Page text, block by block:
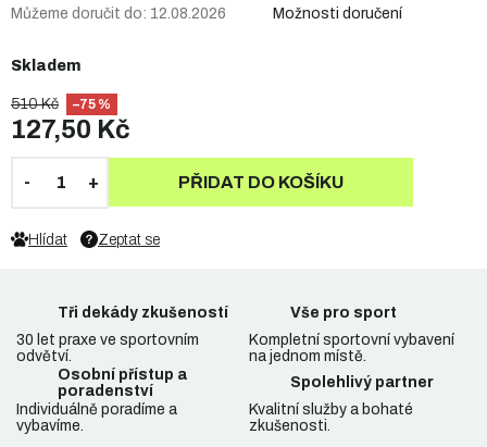
510 Kč –75 %
127,50 Kč
Skladem
Můžeme doručit do: 12.08.2026 Možnosti doručení
PŘIDAT DO KOŠÍKU
Zeptat se
Hlídat
Tři dekády zkušeností
30 let praxe ve sportovním
odvětví.
Vše pro sport
Kompletní sportovní vybavení
na jednom místě.
Osobní přístup a
poradenství
Individuálně poradíme a
vybavíme.
Spolehlivý partner
Kvalitní služby a bohaté
zkušenosti.